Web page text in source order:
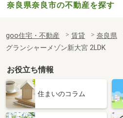
奈良県奈良市の不動産を探す
goo住宅・不動産 賃貸 奈良県
グランシャーメゾン新大宮 2LDK
お役立ち情報
住まいのコラム